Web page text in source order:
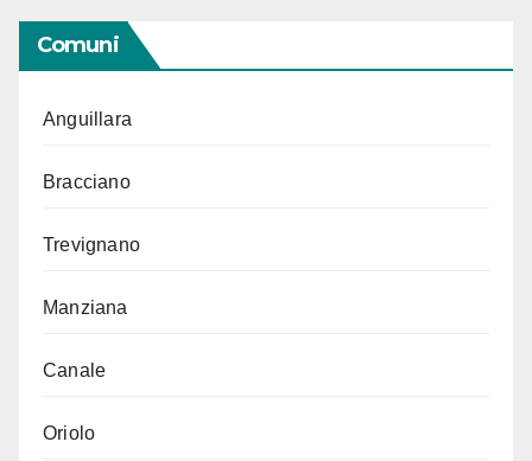
Comuni
Anguillara
Bracciano
Trevignano
Manziana
Canale
Oriolo